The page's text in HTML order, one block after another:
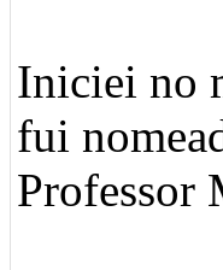
Iniciei no
fui
Professor